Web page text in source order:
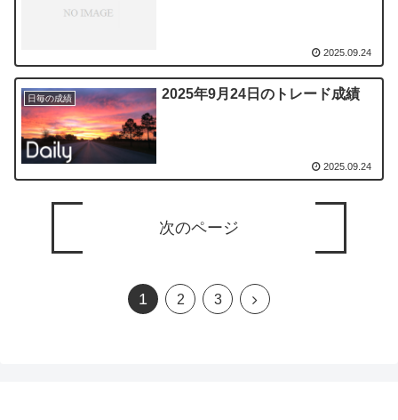
2025.09.24
日毎の成績 2025年9月24日のトレード成績
2025.09.24
次のページ
1 2 3
次